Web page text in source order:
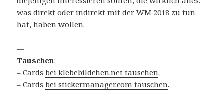
was direkt oder indirekt mit der WM 2018 zu tun
hat, haben wollen.
—
Tauschen:
– Cardsbei klebebildchen.net tauschen.
– Cardsbei stickermanager.com tauschen.